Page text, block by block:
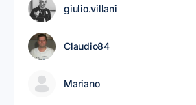
giulio.villani
Claudio84
Mariano